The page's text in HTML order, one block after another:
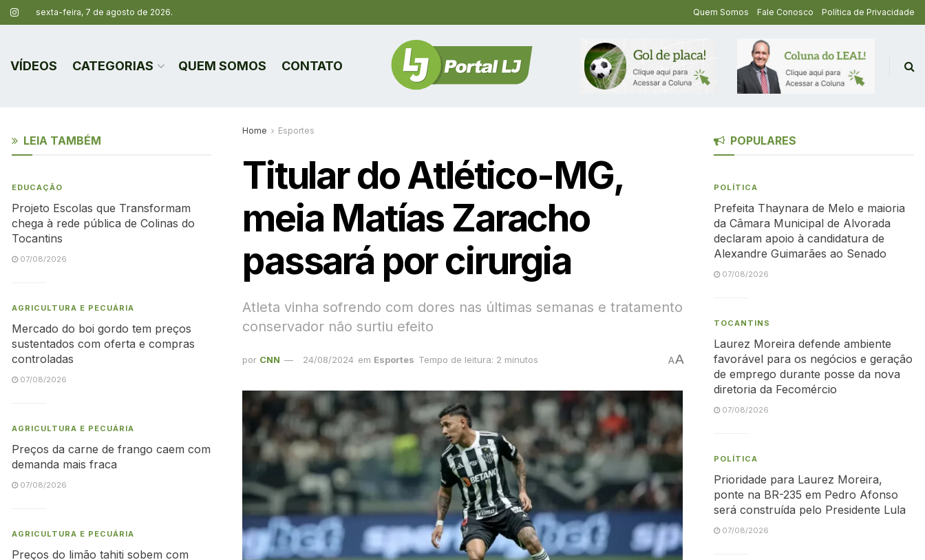
sexta-feira, 7 de agosto de 2026. Quem Somos Fale Conosco Política de Privacidade
VÍDEOS CATEGORIAS QUEM SOMOS CONTATO
Home Esportes
Titular do Atlético-MG,
meia Matías Zaracho
passará por cirurgia
Atleta vinha sofrendo com dores nas últimas semanas e tratamento
conservador não surtiu efeito
por CNN 24/08/2024 em Esportes Tempo de leitura: 2 minutos AA
LEIA TAMBÉM
EDUCAÇÃO
Projeto Escolas que Transformam
chega à rede pública de Colinas do
Tocantins
07/08/2026
AGRICULTURA E PECUÁRIA
Mercado do boi gordo tem preços
sustentados com oferta e compras
controladas
07/08/2026
AGRICULTURA E PECUÁRIA
Preços da carne de frango caem com
demanda mais fraca
07/08/2026
AGRICULTURA E PECUÁRIA
Preços do limão tahiti sobem com
POPULARES
POLÍTICA
Prefeita Thaynara de Melo e maioria
da Câmara Municipal de Alvorada
declaram apoio à candidatura de
Alexandre Guimarães ao Senado
07/08/2026
TOCANTINS
Laurez Moreira defende ambiente
favorável para os negócios e geração
de emprego durante posse da nova
diretoria da Fecomércio
07/08/2026
POLÍTICA
Prioridade para Laurez Moreira,
ponte na BR-235 em Pedro Afonso
será construída pelo Presidente Lula
07/08/2026